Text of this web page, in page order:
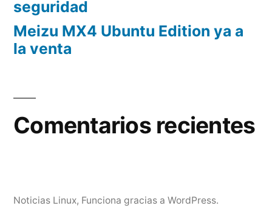
seguridad
Meizu MX4 Ubuntu Edition ya a
la venta
Comentarios recientes
Noticias Linux, Funciona gracias a WordPress.